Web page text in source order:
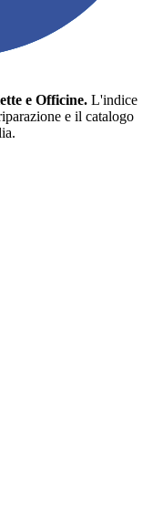
e Officine. L'indice
e il catalogo